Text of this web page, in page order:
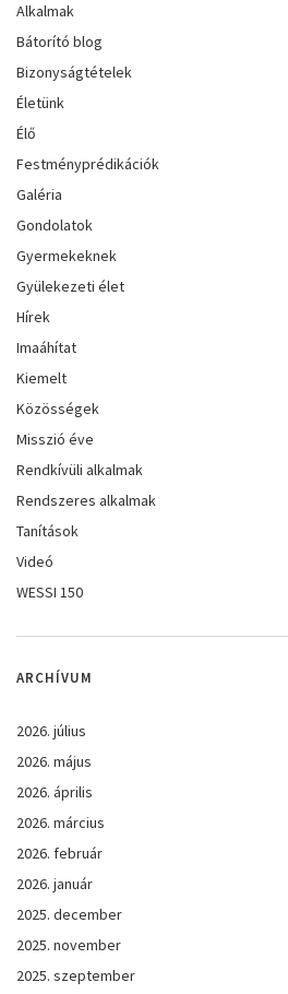
Alkalmak
Bátorító blog
Bizonyságtételek
Életünk
Élő
Festményprédikációk
Galéria
Gondolatok
Gyermekeknek
Gyülekezeti élet
Hírek
Imaáhítat
Kiemelt
Közösségek
Misszió éve
Rendkívüli alkalmak
Rendszeres alkalmak
Tanítások
Videó
WESSI 150
ARCHÍVUM
2026. július
2026. május
2026. április
2026. március
2026. február
2026. január
2025. december
2025. november
2025. szeptember